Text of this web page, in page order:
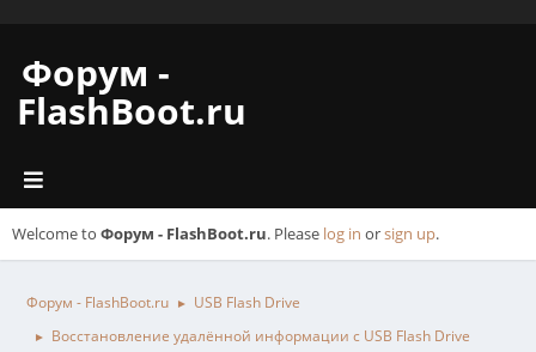
Форум -
FlashBoot.ru
Welcome to Форум - FlashBoot.ru. Please log in orsign up.
Форум - FlashBoot.ru ► USB Flash Drive
►
Восстановление удалённой информации с USB Flash Drive